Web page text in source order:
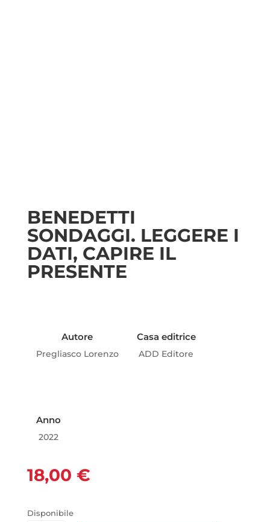
BENEDETTI
SONDAGGI. LEGGERE I
DATI, CAPIRE IL
PRESENTE
Autore
Pregliasco Lorenzo
Casa editrice
ADD Editore
Anno
2022
18,00 €
Disponibile